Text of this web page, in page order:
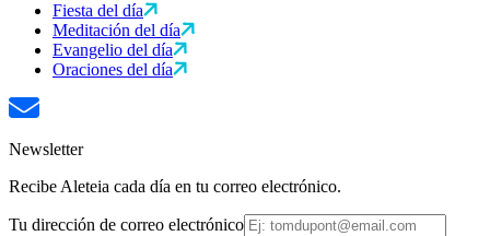
Fiesta del día
Meditación del día
Evangelio del día
Oraciones del día
Newsletter
Recibe Aleteia cada día en tu correo electrónico.
Tu dirección de correo electrónico